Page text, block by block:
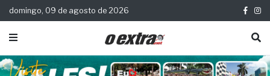
domingo, 09 de agosto de 2026